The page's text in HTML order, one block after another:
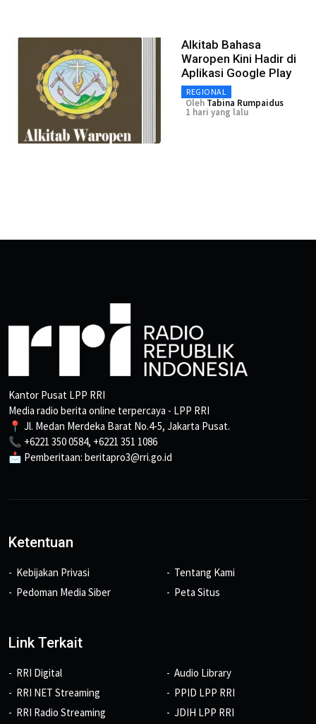
Alkitab Bahasa
Waropen Kini Hadir di
Aplikasi Google Play
REGIONAL
Oleh Tabina Rumpaidus
1 hari yang lalu
Kantor Pusat LPP RRI
Media radio berita online terpercaya - LPP RRI
📍 Jl. Medan Merdeka Barat No.4-5, Jakarta Pusat.
📞 +6221 350 0584, +6221 351 1086
📩 Pemberitaan: beritapro3@rri.go.id
Ketentuan
Kebijakan Privasi
Pedoman Media Siber
Tentang Kami
Peta Situs
Link Terkait
RRI Digital
RRI NET Streaming
RRI Radio Streaming
Audio Library
PPID LPP RRI
JDIH LPP RRI